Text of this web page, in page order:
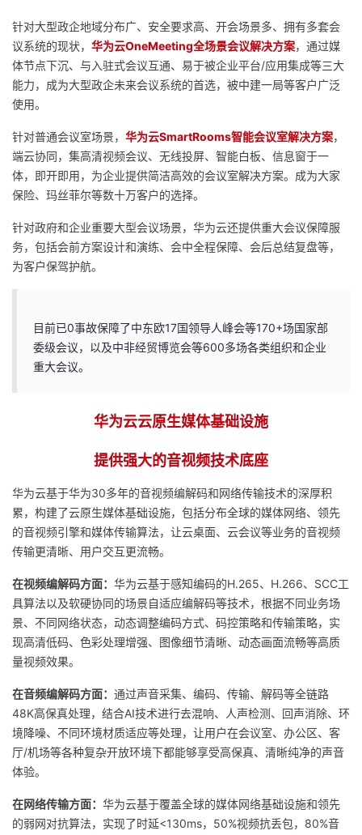
针对大型政企地域分布广、安全要求高、开会场景多、拥有多套会
议系统的现状， 华为云OneMeeting全场景会议解决方案，通过媒
体节点下沉、与入驻式会议互通、易于被企业平台/应用集成等三大
能力，成为大型政企未来会议系统的首选，被中建一局等客户广泛
使用。
针对普通会议室场景， 华为云SmartRooms智能会议室解决方案，
端云协同，集高清视频会议、无线投屏、智能白板、信息窗于一
体，即开即用，为企业提供简洁高效的会议室解决方案。成为大家
保险、玛丝菲尔等数十万客户的选择。
针对政府和企业重要大型会议场景，华为云还提供重大会议保障服
务，包括会前方案设计和演练、会中全程保障、会后总结复盘等，
为客户保驾护航。
目前已0事故保障了中东欧17国领导人峰会等170+场国家部
委级会议，以及中非经贸博览会等600多场各类组织和企业
重大会议。
华为云云原生媒体基础设施
提供强大的音视频技术底座
华为云基于华为30多年的音视频编解码和网络传输技术的深厚积
累，构建了云原生媒体基础设施，包括分布全球的媒体网络、领先
的音视频引擎和媒体传输算法，让云桌面、云会议等业务的音视频
传输更清晰、用户交互更流畅。
在视频编解码方面： 华为云基于感知编码的H.265、H.266、SCC工
具算法以及软硬协同的场景自适应编解码等技术，根据不同业务场
景、不同网络状态，动态调整编码方式、码控策略和传输策略，实
现高清低码、色彩处理增强、图像细节清晰、动态画面流畅等高质
量视频效果。
在音频编解码方面： 通过声音采集、编码、传输、解码等全链路
48K高保真处理，结合AI技术进行去混响、人声检测、回声消除、环
境降噪、不同环境材质适应等处理，让用户在会议室、办公区、客
厅/机场等各种复杂开放环境下都能够享受高保真、清晰纯净的声音
体验。
在网络传输方面： 华为云基于覆盖全球的媒体网络基础设施和领先
的弱网对抗算法，实现了时延<130ms，50%视频抗丢包，80%音